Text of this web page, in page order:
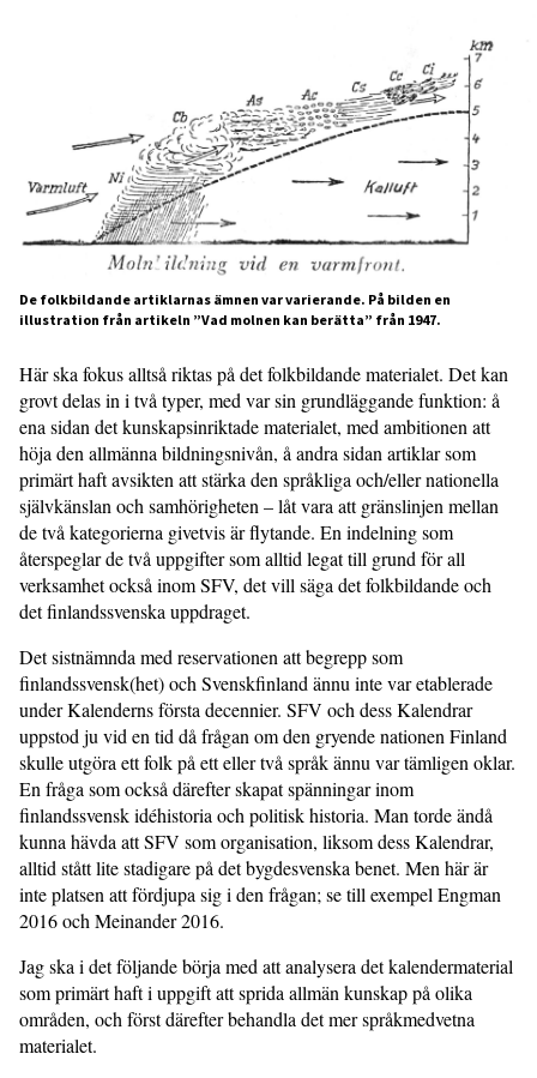
De folkbildande artiklarnas ämnen var varierande. På bilden en
illustration från artikeln ”Vad molnen kan berätta” från 1947.
Här ska fokus alltså riktas på det folkbildande materialet. Det kan
grovt delas in i två typer, med var sin grundläggande funktion: å
ena sidan det kunskapsinriktade materialet, med ambitionen att
höja den allmänna bildningsnivån, å andra sidan artiklar som
primärt haft avsikten att stärka den språkliga och/eller nationella
självkänslan och samhörigheten – låt vara att gränslinjen mellan
de två kategorierna givetvis är flytande. En indelning som
återspeglar de två uppgifter som alltid legat till grund för all
verksamhet också inom SFV, det vill säga det folkbildande och
det finlandssvenska uppdraget.
Det sistnämnda med reservationen att begrepp som
finlandssvensk(het) och Svenskfinland ännu inte var etablerade
under Kalenderns första decennier. SFV och dess Kalendrar
uppstod ju vid en tid då frågan om den gryende nationen Finland
skulle utgöra ett folk på ett eller två språk ännu var tämligen oklar.
En fråga som också därefter skapat spänningar inom
finlandssvensk idéhistoria och politisk historia. Man torde ändå
kunna hävda att SFV som organisation, liksom dess Kalendrar,
alltid stått lite stadigare på det bygdesvenska benet. Men här är
inte platsen att fördjupa sig i den frågan; se till exempel Engman
2016 och Meinander 2016.
Jag ska i det följande börja med att analysera det kalendermaterial
som primärt haft i uppgift att sprida allmän kunskap på olika
områden, och först därefter behandla det mer språkmedvetna
materialet.